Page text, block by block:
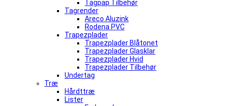
Tagpap Tilbehør
Tagrender
Areco Aluzink
Rodena PVC
Trapezplader
Trapezplader Blåtonet
Trapezplader Glasklar
Trapezplader Hvid
Trapezplader Tilbehør
Undertag
Træ
Hårdttræ
Lister